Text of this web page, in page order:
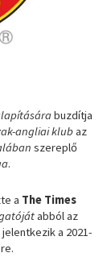
buzdítja
angliai klubaz
szereplő
.
a The Times
abból az
a 2021-